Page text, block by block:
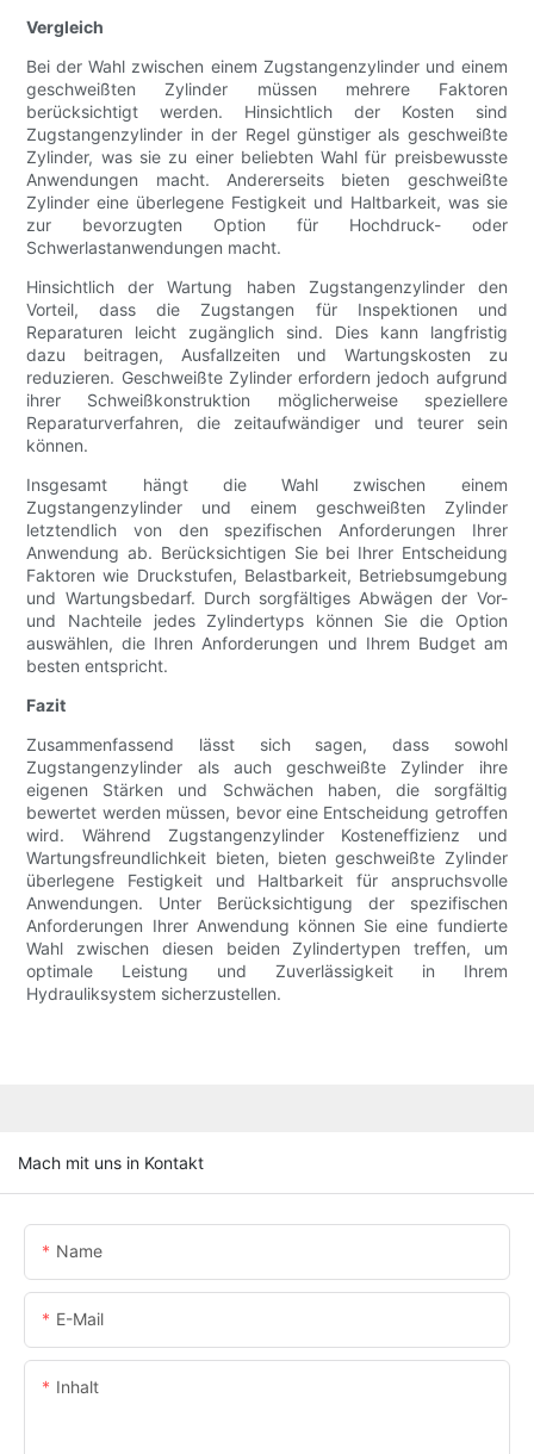
Vergleich
Bei der Wahl zwischen einem Zugstangenzylinder und einem
geschweißten Zylinder müssen mehrere Faktoren
berücksichtigt werden. Hinsichtlich der Kosten sind
Zugstangenzylinder in der Regel günstiger als geschweißte
Zylinder, was sie zu einer beliebten Wahl für preisbewusste
Anwendungen macht. Andererseits bieten geschweißte
Zylinder eine überlegene Festigkeit und Haltbarkeit, was sie
zur bevorzugten Option für Hochdruck- oder
Schwerlastanwendungen macht.
Hinsichtlich der Wartung haben Zugstangenzylinder den
Vorteil, dass die Zugstangen für Inspektionen und
Reparaturen leicht zugänglich sind. Dies kann langfristig
dazu beitragen, Ausfallzeiten und Wartungskosten zu
reduzieren. Geschweißte Zylinder erfordern jedoch aufgrund
ihrer Schweißkonstruktion möglicherweise speziellere
Reparaturverfahren, die zeitaufwändiger und teurer sein
können.
Insgesamt hängt die Wahl zwischen einem
Zugstangenzylinder und einem geschweißten Zylinder
letztendlich von den spezifischen Anforderungen Ihrer
Anwendung ab. Berücksichtigen Sie bei Ihrer Entscheidung
Faktoren wie Druckstufen, Belastbarkeit, Betriebsumgebung
und Wartungsbedarf. Durch sorgfältiges Abwägen der Vor-
und Nachteile jedes Zylindertyps können Sie die Option
auswählen, die Ihren Anforderungen und Ihrem Budget am
besten entspricht.
Fazit
Zusammenfassend lässt sich sagen, dass sowohl
Zugstangenzylinder als auch geschweißte Zylinder ihre
eigenen Stärken und Schwächen haben, die sorgfältig
bewertet werden müssen, bevor eine Entscheidung getroffen
wird. Während Zugstangenzylinder Kosteneffizienz und
Wartungsfreundlichkeit bieten, bieten geschweißte Zylinder
überlegene Festigkeit und Haltbarkeit für anspruchsvolle
Anwendungen. Unter Berücksichtigung der spezifischen
Anforderungen Ihrer Anwendung können Sie eine fundierte
Wahl zwischen diesen beiden Zylindertypen treffen, um
optimale Leistung und Zuverlässigkeit in Ihrem
Hydrauliksystem sicherzustellen.
Mach mit uns in Kontakt
Name
E-Mail
Inhalt